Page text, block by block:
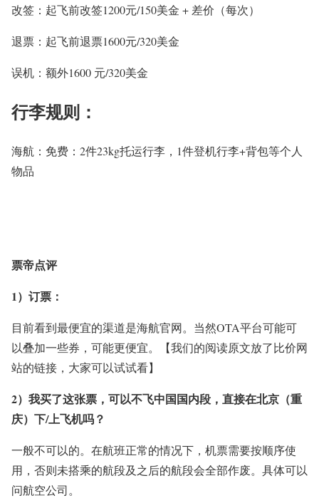
改签：起飞前改签1200元/150美金 + 差价（每次）
退票：起飞前退票1600元/320美金
误机：额外1600 元/320美金
行李规则：
海航： 免费： 2件23kg托运行李，1件登机行李+背包等个人
物品
票帝点评
1）订票：
目前看到最便宜的渠道是海航官网。当然OTA平台可能可
以叠加一些券，可能更便宜。【我们的阅读原文放了比价网
站的链接，大家可以试试看】
2）我买了这张票，可以不飞中国国内段，直接在北京（重
庆）下/上飞机吗？
一般不可以的。在航班正常的情况下，机票需要按顺序使
用，否则未搭乘的航段及之后的航段会全部作废。具体可以
问航空公司。